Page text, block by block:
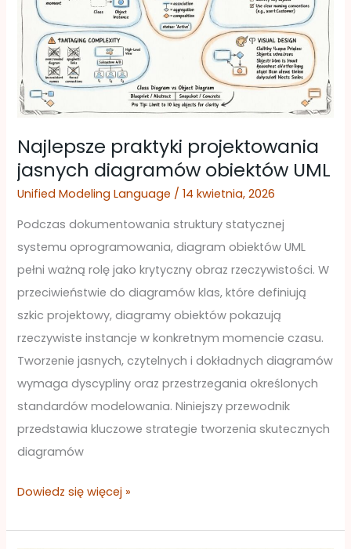
Najlepsze praktyki projektowania
jasnych diagramów obiektów UML
Unified Modeling Language /14 kwietnia, 2026
Podczas dokumentowania struktury statycznej
systemu oprogramowania, diagram obiektów UML
pełni ważną rolę jako krytyczny obraz rzeczywistości. W
przeciwieństwie do diagramów klas, które definiują
szkic projektowy, diagramy obiektów pokazują
rzeczywiste instancje w konkretnym momencie czasu.
Tworzenie jasnych, czytelnych i dokładnych diagramów
wymaga dyscypliny oraz przestrzegania określonych
standardów modelowania. Niniejszy przewodnik
przedstawia kluczowe strategie tworzenia skutecznych
diagramów
jasnych
diagramów
obiektów
UML
Dowiedz się więcej »